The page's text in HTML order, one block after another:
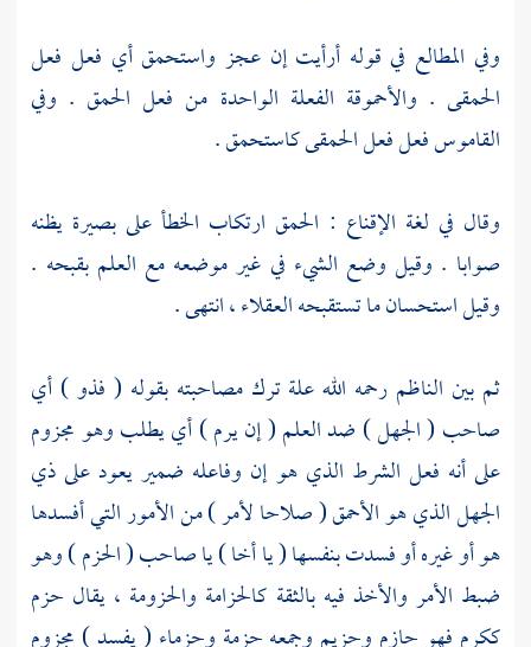
وفي المطالع في قوله أرأيت إن عجز واستحمق أي فعل فعل
الحمقى . والأحموقة الفعلة الواحدة من فعل الحمق . وفي
القاموس فعل فعل الحمقى كاستحمق .
وقال في لغة الإقناع : الحمق ارتكاب الخطأ على بصيرة يظنه
صوابا . وقيل وضع الشيء في غير موضعه مع العلم بقبحه .
وقيل استحسان ما تستقبحه العقلاء ، انتهى .
ثم بين الناظم رحمه الله علة ترك مصاحبته بقوله ( فذو ) أي
صاحب ( الجهل ) ضد العلم ( إن يرم ) أي يطلب وهو مجزوم
على أنه فعل الشرط الذي هو إن وفاعله ضمير يعود على ذي
الجهل الذي هو الأحمق ( صلاحا لأمر ) من الأمور التي أفسدها
هو أو غيره أو فسدت بنفسها ( يا أخا ) يا صاحب ( الحزم ) وهو
ضبط الأمر والأخذ فيه بالثقة كالحزامة والحزومة ، يقال حزم